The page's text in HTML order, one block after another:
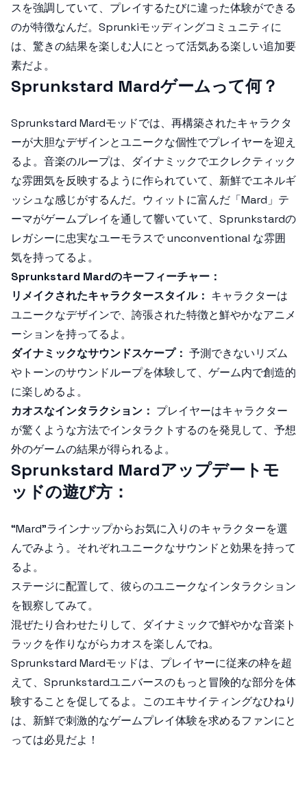
スを強調していて、プレイするたびに違った体験ができる
のが特徴なんだ。Sprunkiモッディングコミュニティに
は、驚きの結果を楽しむ人にとって活気ある楽しい追加要
素だよ。
Sprunkstard Mardゲームって何？
Sprunkstard Mardモッドでは、再構築されたキャラクタ
ーが大胆なデザインとユニークな個性でプレイヤーを迎え
るよ。音楽のループは、ダイナミックでエクレクティック
な雰囲気を反映するように作られていて、新鮮でエネルギ
ッシュな感じがするんだ。ウィットに富んだ「Mard」テ
ーマがゲームプレイを通して響いていて、Sprunkstardの
レガシーに忠実なユーモラスで unconventional な雰囲
気を持ってるよ。
Sprunkstard Mardのキーフィーチャー：
リメイクされたキャラクタースタイル： キャラクターは
ユニークなデザインで、誇張された特徴と鮮やかなアニメ
ーションを持ってるよ。
ダイナミックなサウンドスケープ： 予測できないリズム
やトーンのサウンドループを体験して、ゲーム内で創造的
に楽しめるよ。
カオスなインタラクション： プレイヤーはキャラクター
が驚くような方法でインタラクトするのを発見して、予想
外のゲームの結果が得られるよ。
Sprunkstard Mardアップデートモ
ッドの遊び方：
“Mard”ラインナップからお気に入りのキャラクターを選
んでみよう。それぞれユニークなサウンドと効果を持って
るよ。
ステージに配置して、彼らのユニークなインタラクション
を観察してみて。
混ぜたり合わせたりして、ダイナミックで鮮やかな音楽ト
ラックを作りながらカオスを楽しんでね。
Sprunkstard Mardモッドは、プレイヤーに従来の枠を超
えて、Sprunkstardユニバースのもっと冒険的な部分を体
験することを促してるよ。このエキサイティングなひねり
は、新鮮で刺激的なゲームプレイ体験を求めるファンにと
っては必見だよ！